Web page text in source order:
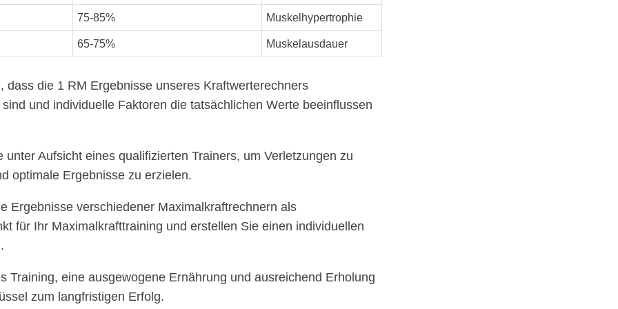
75-85% Muskelhypertrophie
65-75% Muskelausdauer
dass die 1 RM Ergebnisse unseres Kraftwerterechners
und individuelle Faktoren die tatsächlichen Werte beeinflussen
unter Aufsicht eines qualifizierten Trainers, um Verletzungen zu
optimale Ergebnisse zu erzielen.
Ergebnisse verschiedener Maximalkraftrechnern als
für Ihr Maximalkrafttraining und erstellen Sie einen individuellen
Training, eine ausgewogene Ernährung und ausreichend Erholung
zum langfristigen Erfolg.